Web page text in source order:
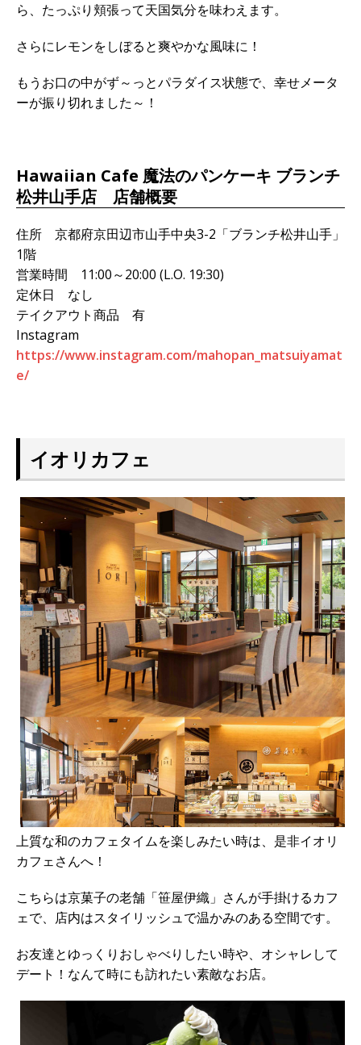
ら、たっぷり頬張って天国気分を味わえます。
さらにレモンをしぼると爽やかな風味に！
もうお口の中がず～っとパラダイス状態で、幸せメータ
ーが振り切れました～！
Hawaiian Cafe 魔法のパンケーキ ブランチ
松井山手店 店舗概要
住所 京都府京田辺市山手中央3-2「ブランチ松井山手」
1階
営業時間 11:00～20:00 (L.O. 19:30)
定休日 なし
テイクアウト商品 有
Instagram
https://www.instagram.com/mahopan_matsuiyamat
e/
イオリカフェ
上質な和のカフェタイムを楽しみたい時は、是非イオリ
カフェさんへ！
こちらは京菓子の老舗「笹屋伊織」さんが手掛けるカフ
ェで、店内はスタイリッシュで温かみのある空間です。
お友達とゆっくりおしゃべりしたい時や、オシャレして
デート！なんて時にも訪れたい素敵なお店。